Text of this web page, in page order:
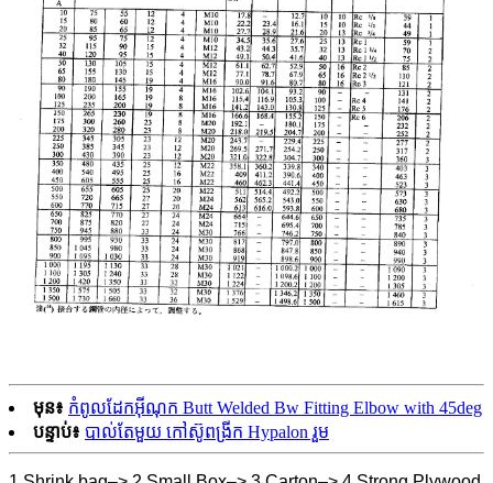
មុន៖ កំពូលដែកអ៊ីណុក Butt Welded Bw Fitting Elbow with 45deg
បន្ទាប់៖ បាល់តែមួយ កៅស៊ូពង្រីក Hypalon រួម